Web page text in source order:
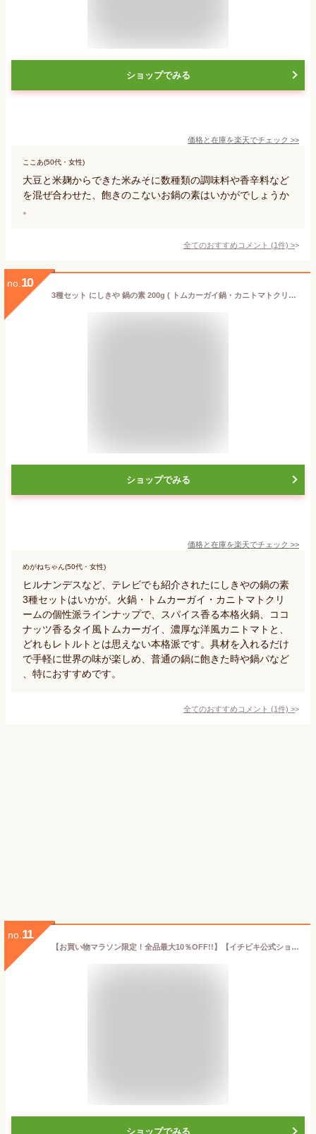
ショップでみる
価格と在庫を楽天でチェック >>
ここあ(50代・女性)
大豆と米麹からできた米みそに数種類の調味料や香辛料など
を混ぜ合わせた、飽きのこないお鍋の素はいかがでしょうか
。
全てのおすすめコメント (1件) >
no. 10
3種セット にしきや 鍋の素 200g ( トムカーガイ鍋・カニトマトクリーム鍋・火鍋 ) NISHIKIYA KITCHEN 高級 レトルト 鍋 無添加 贅沢 高級 特別 絶品 お取り寄せ グルメ 単身赴任 仕送り プレゼント にしき食品
ショップでみる
価格と在庫を楽天でチェック >>
めがねちゃん(50代・女性)
ヒルナンデスなど、テレビでも紹介されたにしきやの鍋の素
3種セットはいかが。火鍋・トムカーガイ・カニトマトクリ
ームの個性派ラインナップで、スパイス香る本格火鍋、ココ
ナッツ香るタイ風トムカーガイ、濃厚な洋風カニトマトと、
どれもレトルトとは思えない本格派です。具材を入れるだけ
で手軽に世界の味が楽しめ、普通の鍋に飽きた時や鍋パなど
、特におすすめです。
全てのおすすめコメント (1件) >
no. 11
【お買い物マラソン限定！全品最大10％OFF!!】【イチビキ公式ショップ】赤から鍋スティック（1人前×4袋）｜辛みたれ付き・個包装・ストックに便利な鍋の素
ショップでみる